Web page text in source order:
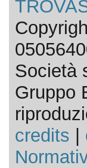
Società
Gruppo
credits